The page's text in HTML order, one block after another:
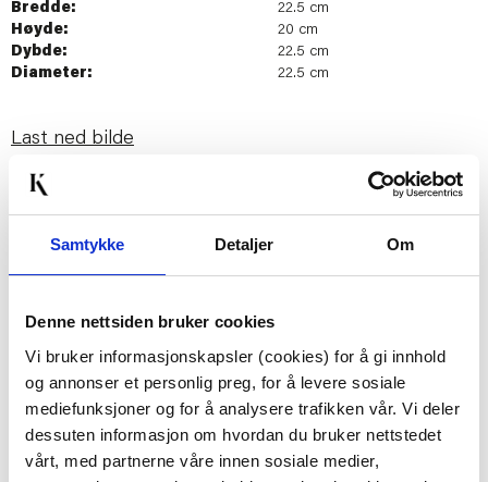
Samtykke Detaljer Om
Denne nettsiden bruker cookies
Vi bruker informasjonskapsler (cookies) for å gi innhold
og annonser et personlig preg, for å levere sosiale
mediefunksjoner og for å analysere trafikken vår. Vi deler
dessuten informasjon om hvordan du bruker nettstedet
vårt, med partnerne våre innen sosiale medier,
Bredde:
22.5 cm
Høyde:
20 cm
Dybde:
22.5 cm
Diameter:
22.5 cm
Last ned bilde
VASE CLASSIC 25,5 CM
BILDE SKOGSTEMNING